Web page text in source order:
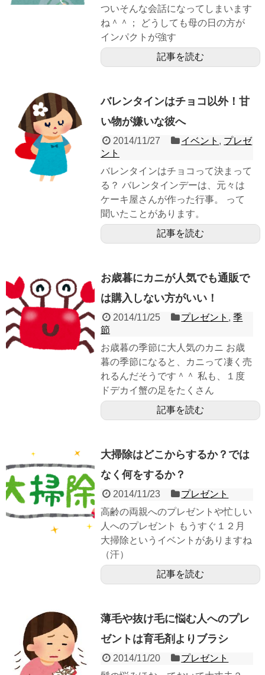
ついそんな会話になってしまいます
ね＾＾； どうしても母の日の方が
インパクトが強す
記事を読む
バレンタインはチョコ以外！甘
い物が嫌いな彼へ
2014/11/27 イベント , プレゼ
ント
バレンタインはチョコって決まって
る？ バレンタインデーは、元々は
ケーキ屋さんが作った行事。 って
聞いたことがあります。
記事を読む
お歳暮にカニが人気でも通販で
は購入しない方がいい！
2014/11/25 プレゼント ,季
節
お歳暮の季節に大人気のカニ お歳
暮の季節になると、カニって凄く売
れるんだそうです＾＾ 私も、１度
ドデカイ蟹の足をたくさん
記事を読む
大掃除はどこからするか？では
なく何をするか？
2014/11/23
プレゼント
高齢の両親へのプレゼントや忙しい
人へのプレゼント もうすぐ１２月
大掃除というイベントがありますね
（汗）
記事を読む
薄毛や抜け毛に悩む人へのプレ
ゼントは育毛剤よりブラシ
2014/11/20
プレゼント